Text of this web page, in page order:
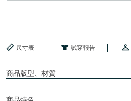
尺寸表 試穿報告
商品版型、材質